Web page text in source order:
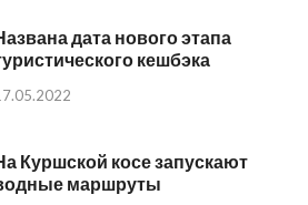
дата нового этапа
кешбэка
Куршской косе запускают
маршруты